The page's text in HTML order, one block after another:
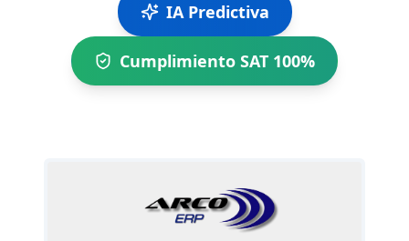
IA Predictiva
Cumplimiento SAT 100%